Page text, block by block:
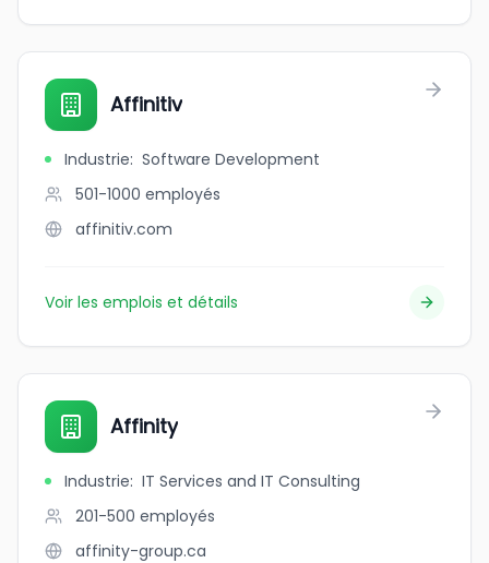
Affinitiv
Industrie: Software Development
501-1000 employés
affinitiv.com
Voir les emplois et détails
Affinity
Industrie: IT Services and IT Consulting
201-500 employés
affinity-group.ca